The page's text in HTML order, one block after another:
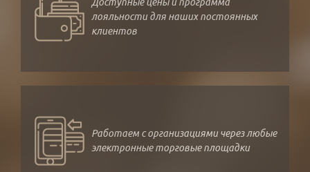
лояльности для наших постоянных
клиентов
Работаем с организациями через любые
электронные торговые площадки